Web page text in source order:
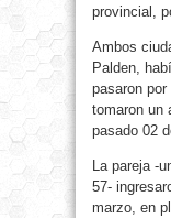
provincial,
Ambos
Palden,
pasaron
tomaron un
pasado 02
La pareja -
57-
marzo, en